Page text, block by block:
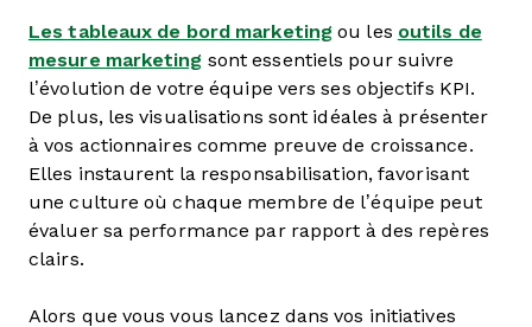
Les tableaux de bord marketing ou les outils de
mesure marketing sont essentiels pour suivre
l’évolution de votre équipe vers ses objectifs KPI.
De plus, les visualisations sont idéales à présenter
à vos actionnaires comme preuve de croissance.
Elles instaurent la responsabilisation, favorisant
une culture où chaque membre de l’équipe peut
évaluer sa performance par rapport à des repères
clairs.
Alors que vous vous lancez dans vos initiatives